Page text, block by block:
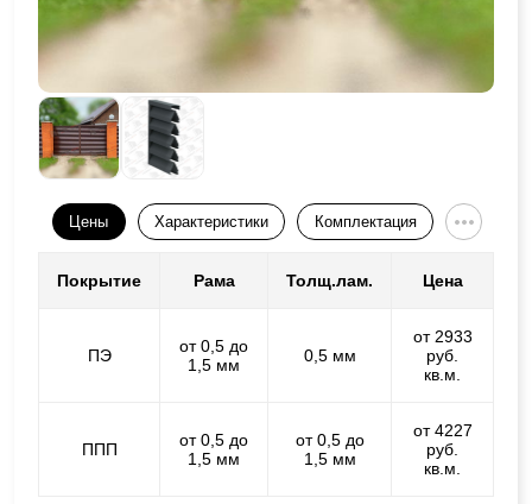
Цены Характеристики Комплектация
Покрытие Рама Толщ.лам. Цена
ПЭ
от 0,5 до
1,5 мм
0,5 мм
от 2933
руб.
кв.м.
ППП
от 0,5 до
1,5 мм
от 0,5 до
1,5 мм
от 4227
руб.
кв.м.